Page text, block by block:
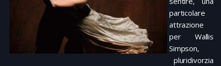
particolare
attrazione
per Wallis
Simpson,
pluridivorzia